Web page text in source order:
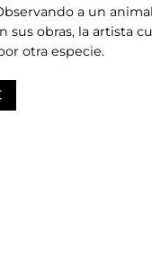
a un
sus obras, la artista
otra especie.